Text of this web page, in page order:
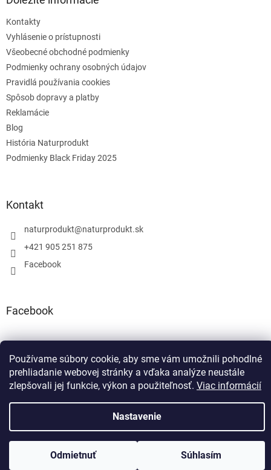
Používame súbory cookie, aby sme vám umožnili pohodlné
prehliadanie webovej stránky a vďaka analýze neustále
zlepšovali jej funkcie, výkon a použiteľnosť. Viac informácií
Nastavenie
Odmietnuť Súhlasím
Kontakty
Vyhlásenie o prístupnosti
Všeobecné obchodné podmienky
Podmienky ochrany osobných údajov
Pravidlá používania cookies
Spôsob dopravy a platby
Reklamácie
Blog
História Naturprodukt
Podmienky Black Friday 2025
Kontakt
naturprodukt@naturprodukt.sk
+421 905 251 875
Facebook
Facebook
Vytvoril Shoptet
NATURPRODUKT.SK